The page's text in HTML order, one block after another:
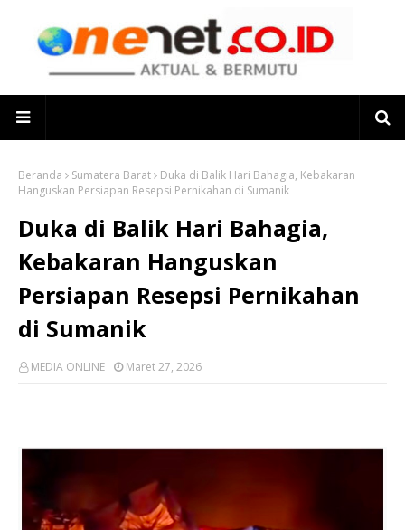
Beranda Sumatera Barat
Duka di Balik Hari Bahagia, Kebakaran
Hanguskan Persiapan Resepsi Pernikahan di Sumanik
Duka di Balik Hari Bahagia,
Kebakaran Hanguskan
Persiapan Resepsi Pernikahan
di Sumanik
MEDIA ONLINE Maret 27, 2026